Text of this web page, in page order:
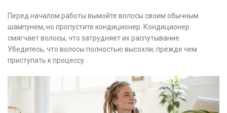
Перед началом работы вымойте волосы своим обычным
шампунем, но пропустите кондиционер. Кондиционер
смягчает волосы, что затрудняет их распутывание.
Убедитесь, что волосы полностью высохли, прежде чем
приступать к процессу.